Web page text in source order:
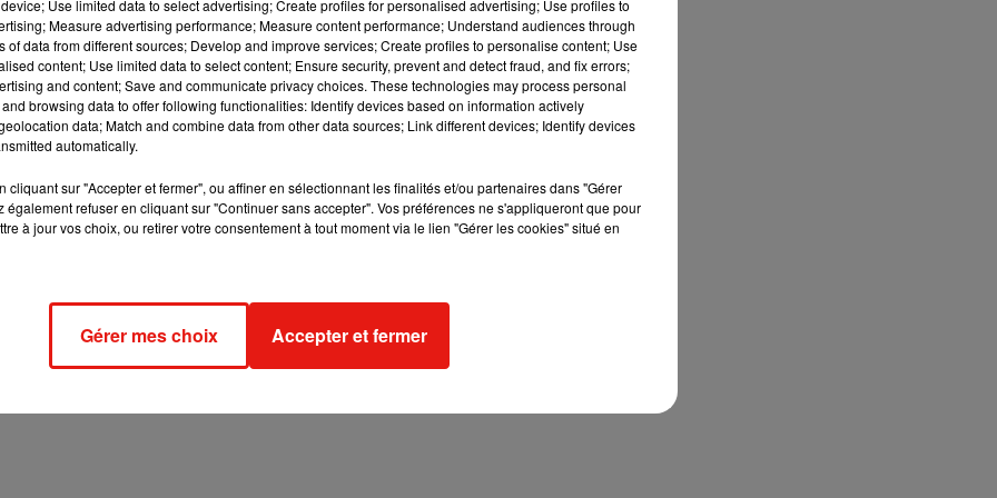
car il est interdit de les transporter là-bas pour des questions
le film dans son pays, il a demandé à récupérer 2
le duo comique pouvait y insérer des phrases au dernier
de temps là dessus, à trouver les phrases qui font
tu auras les mains moites". Le but est de faire rire mais
et rire, oui !
de l'agriculture et le Maroc, en passant par la place du
Use limited data to select advertising; Create profiles for personalised advertising; Use profiles to
Measure advertising performance; Measure content performance; Understand audiences through
of data from different sources; Develop and improve services; Create profiles to personalise content; Use
content; Use limited data to select content; Ensure security, prevent and detect fraud, and fix errors;
and content; Save and communicate privacy choices. These technologies may process personal
browsing data to offer following functionalities: Identify devices based on information actively
data; Match and combine data from other data sources; Link different devices; Identify devices
automatically.
cliquant sur "Accepter et fermer", ou affiner en sélectionnant les finalités et/ou partenaires dans "Gérer
également refuser en cliquant sur "Continuer sans accepter". Vos préférences ne s'appliqueront que pour
à jour vos choix, ou retirer votre consentement à tout moment via le lien "Gérer les cookies" situé en
Gérer mes choix Accepter et fermer